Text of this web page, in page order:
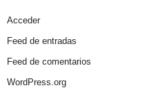
Acceder
Feed de entradas
Feed de comentarios
WordPress.org